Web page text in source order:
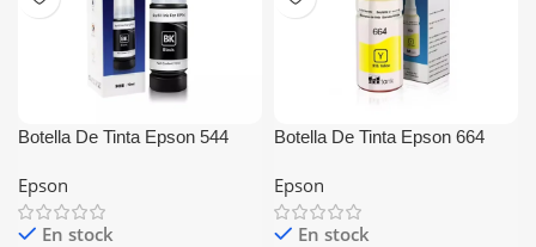
Botella De Tinta Epson 544
Epson
En stock
Botella De Tinta Epson 664
Epson
En stock